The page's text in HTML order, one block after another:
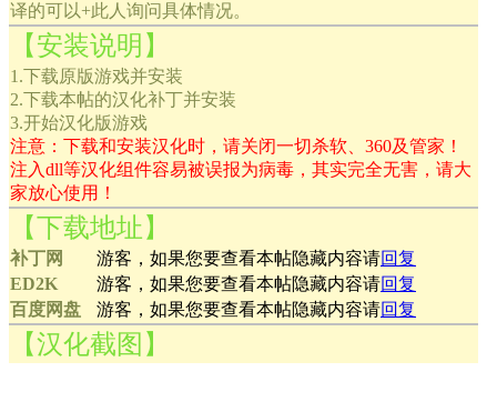
译的可以+此人询问具体情况。
【安装说明】
1.下载原版游戏并安装
2.下载本帖的汉化补丁并安装
3.开始汉化版游戏
注意：下载和安装汉化时，请关闭一切杀软、360及管家！
注入dll等汉化组件容易被误报为病毒，其实完全无害，请大
家放心使用！
【下载地址】
补丁网 游客，如果您要查看本帖隐藏内容请回复
ED2K
游客，如果您要查看本帖隐藏内容请回复
百度网盘
游客，如果您要查看本帖隐藏内容请回复
【汉化截图】